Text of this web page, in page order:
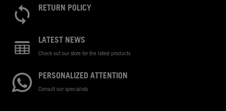
RETURN POLICY
LATEST NEWS
Check out our store for the latest products
PERSONALIZED ATTENTION
Consult our specialists